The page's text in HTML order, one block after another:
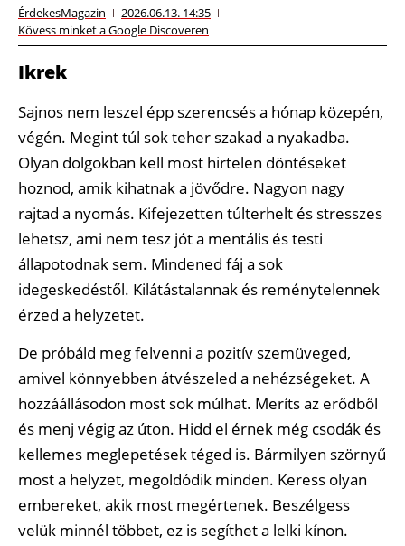
ÉrdekesMagazin
2026.06.13. 14:35
Kövess minket a Google Discoveren
Ikrek
Sajnos nem leszel épp szerencsés a hónap közepén,
végén. Megint túl sok teher szakad a nyakadba.
Olyan dolgokban kell most hirtelen döntéseket
hoznod, amik kihatnak a jövődre. Nagyon nagy
rajtad a nyomás. Kifejezetten túlterhelt és stresszes
lehetsz, ami nem tesz jót a mentális és testi
állapotodnak sem. Mindened fáj a sok
idegeskedéstől. Kilátástalannak és reménytelennek
érzed a helyzetet.
De próbáld meg felvenni a pozitív szemüveged,
amivel könnyebben átvészeled a nehézségeket. A
hozzáállásodon most sok múlhat. Meríts az erődből
és menj végig az úton. Hidd el érnek még csodák és
kellemes meglepetések téged is. Bármilyen szörnyű
most a helyzet, megoldódik minden. Keress olyan
embereket, akik most megértenek. Beszélgess
velük minnél többet, ez is segíthet a lelki kínon.